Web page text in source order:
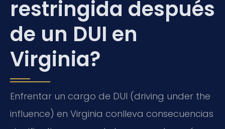
restringida después
de un DUI en
Virginia?
Enfrentar un cargo de DUI (driving under the
influence) en Virginia conlleva consecuencias